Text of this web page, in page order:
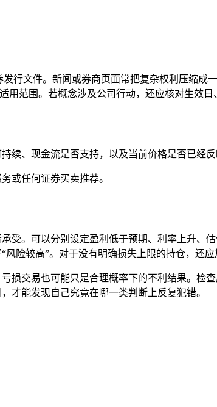
行文件。新闻或券商页面常把复杂权利压缩成
用范围。若概念涉及公司行动，还应核对生效
续、现金流是否支持，以及当前价格是否已经反
或任何证券买卖推荐。
受。可以分别设定盈利低于预期、利率上升、
险较高”。对于没有明确损失上限的持仓，还
损交易也可能只是合理概率下的不利结果。检
才能发现自己究竟在哪一类判断上反复犯错。